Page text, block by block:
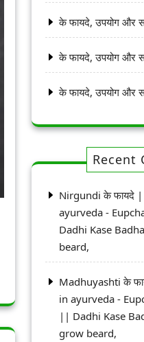
के फायदे, उपयोग और
के फायदे, उपयोग और
के फायदे, उपयोग और
Recent
Nirgundi के फायदे
ayurveda -
Dadhi Kase
beard,
Madhuyashti के
in ayurveda -
|| Dadhi Kase
grow beard,